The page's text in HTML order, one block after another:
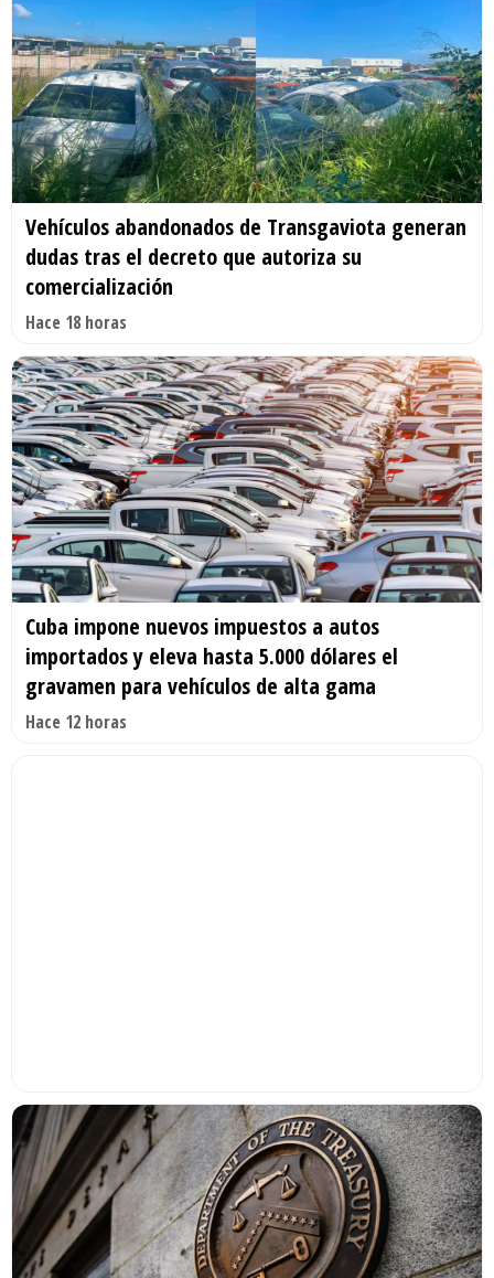
Vehículos abandonados de Transgaviota generan
dudas tras el decreto que autoriza su
comercialización
Hace 18 horas
Cuba impone nuevos impuestos a autos
importados y eleva hasta 5.000 dólares el
gravamen para vehículos de alta gama
Hace 12 horas